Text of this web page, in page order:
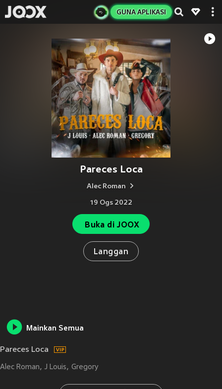
GUNA APLIKASI
Pareces Loca
Alec Roman
19 Ogs 2022
Buka di JOOX
Langgan
Mainkan Semua
Pareces Loca
Alec Roman J Louis Gregory